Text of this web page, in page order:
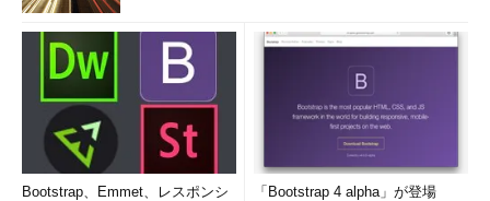
Bootstrap、Emmet、レスポンシ
「Bootstrap 4 alpha」が登場